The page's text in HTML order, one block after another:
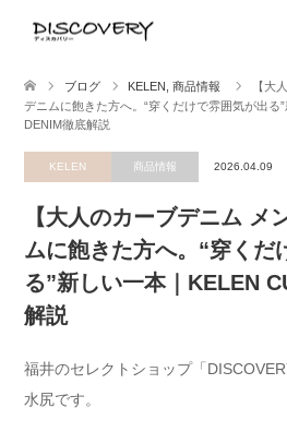
ブログ KELEN 商品情報
【大
デニムに飽きた方へ。“穿くだけで雰囲気が出る
DENIM徹底解説
KELEN 商品情報 2026.04.09
【大人のカーブデニム メ
ムに飽きた方へ。“穿くだ
る”新しい一本｜KELEN
解説
福井のセレクトショップ「
水尻です。